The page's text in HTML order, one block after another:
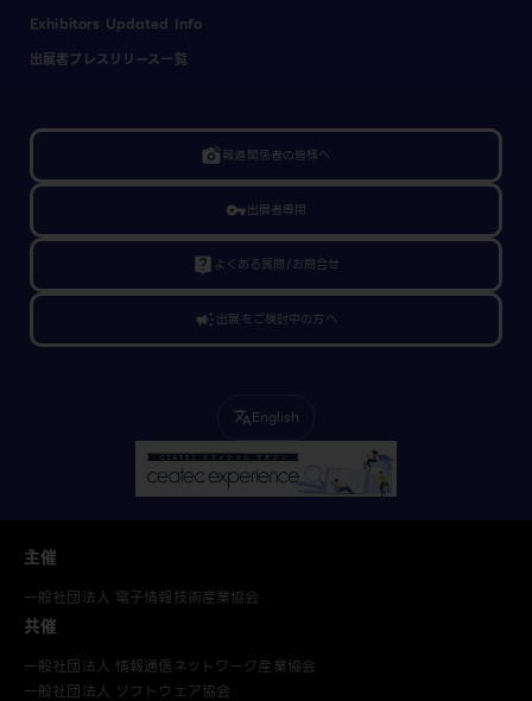
Exhibitors Updated Info
出展者プレスリリース一覧
linked_camera報道関係者の皆様へ
vpn_key出展者専用
live_help よくある質問/お問合せ
campaign出展をご検討中の方へ
translateEnglish
主催
一般社団法人 電子情報技術産業協会
共催
一般社団法人 情報通信ネットワーク産業協会
一般社団法人 ソフトウェア協会